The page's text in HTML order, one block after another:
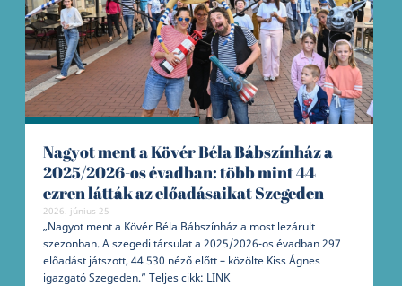
Nagyot ment a Kövér Béla Bábszínház a
2025/2026-os évadban: több mint 44
ezren látták az előadásaikat Szegeden
2026. június 25
„Nagyot ment a Kövér Béla Bábszínház a most lezárult
szezonban. A szegedi társulat a 2025/2026-os évadban 297
előadást játszott, 44 530 néző előtt – közölte Kiss Ágnes
igazgató Szegeden.” Teljes cikk: LINK